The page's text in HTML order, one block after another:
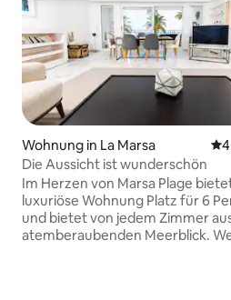
Wohnung in La Marsa
Die Aussicht ist wunderschön
Im Herzen von Marsa Plage
luxuriöse Wohnung Platz für 6
und bietet von jedem Zimmer
atemberaubenden Meerblick.